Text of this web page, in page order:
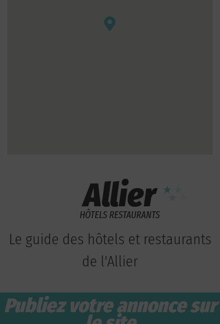
Le guide des hôtels et restaurants
de l'Allier
Publiez votre annonce sur